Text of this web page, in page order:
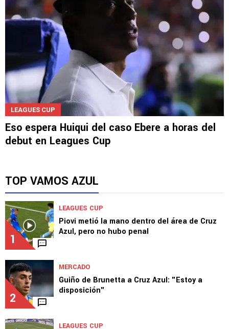
LEAGUES CUP
Eso espera Huiqui del caso Ebere a horas del
debut en Leagues Cup
TOP VAMOS AZUL
1
LEAGUES CUP
Piovi metió la mano dentro del área de Cruz
Azul, pero no hubo penal
2
MERCADO
Guiño de Brunetta a Cruz Azul: "Estoy a
disposición"
LEAGUES CUP